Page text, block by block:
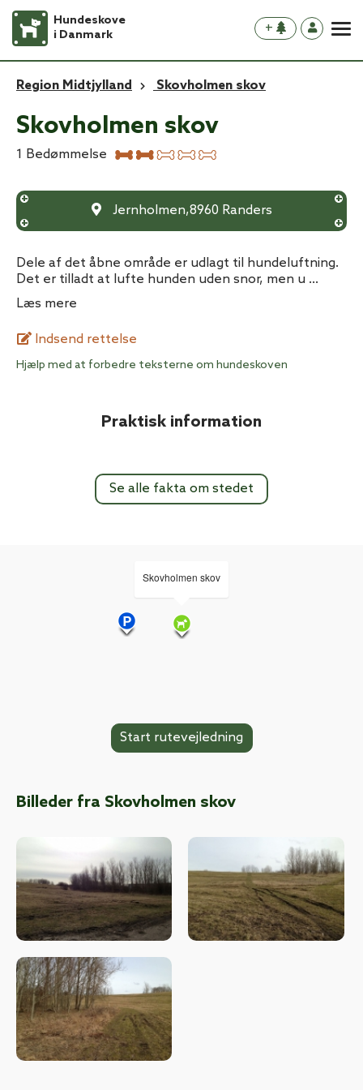
Hundeskove
i Danmark
+
Region Midtjylland Skovholmen skov
Skovholmen skov
1 Bedømmelse
Jernholmen,8960 Randers
Dele af det åbne område er udlagt til hundeluftning.
Det er tilladt at lufte hunden uden snor, men u ...
Læs mere
Indsend rettelse
Hjælp med at forbedre teksterne om hundeskoven
Praktisk information
Se alle fakta om stedet
Skovholmen skov
Billeder fra Skovholmen skov